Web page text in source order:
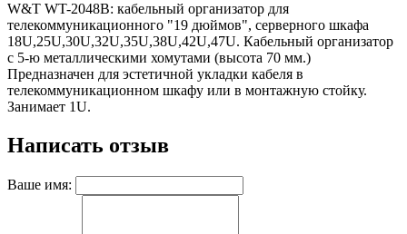
W&T WT-2048B: кабельный организатор для
телекоммуникационного "19 дюймов", серверного шкафа
18U,25U,30U,32U,35U,38U,42U,47U. Кабельный организатор
с 5-ю металлическими хомутами (высота 70 мм.)
Предназначен для эстетичной укладки кабеля в
телекоммуникационном шкафу или в монтажную стойку.
Занимает 1U.
Написать отзыв
Ваше имя: